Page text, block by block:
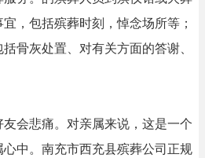
，包括殡葬时刻，悼念场所等；
骨灰处置、对有关方面的答谢、
会悲痛。对亲属来说，这是一个
中。南充市西充县殡葬公司正规